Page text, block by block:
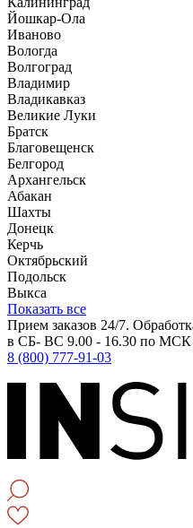
Йошкар-Ола
Иваново
Вологда
Волгоград
Владимир
Владикавказ
Великие Луки
Братск
Благовещенск
Белгород
Архангельск
Абакан
Шахты
Донецк
Керчь
Октябрьский
Подольск
Выкса
Показать все
Прием заказов 24/7.
в СБ- ВС 9.00 - 16.30 по МСК
8 (800) 777-91-03